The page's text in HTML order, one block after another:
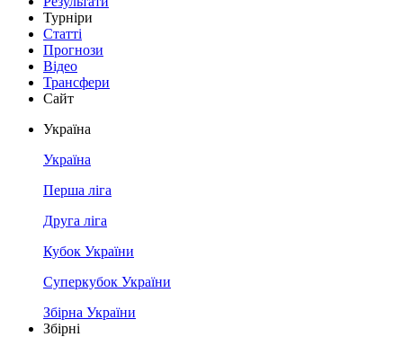
Турніри
Статті
Прогнози
Відео
Трансфери
Сайт
Україна
Україна
Перша ліга
Друга ліга
Кубок України
Суперкубок України
Збірна України
Збірні